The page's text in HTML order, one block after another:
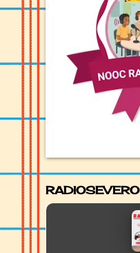
RADIOSEVERO